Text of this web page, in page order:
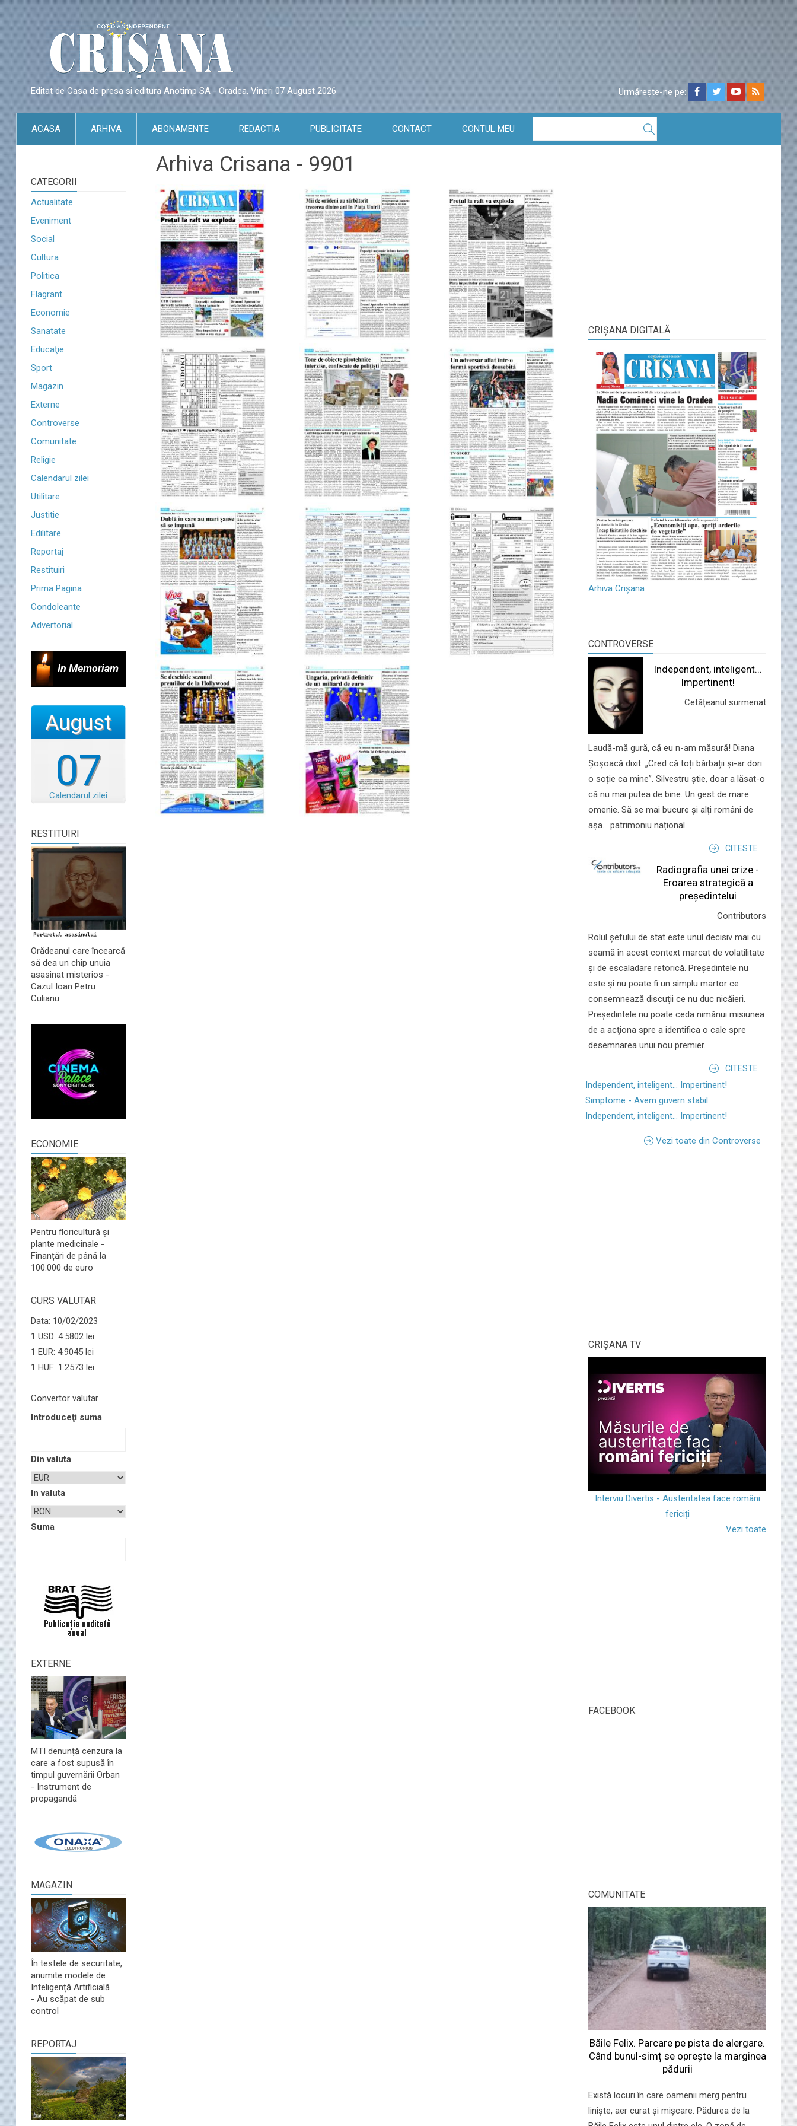
Editat de Casa de presa si editura Anotimp SA - Oradea, Vineri 07 August 2026 Urmărește-ne pe:
ACASA ARHIVA ABONAMENTE REDACTIA PUBLICITATE CONTACT CONTUL MEU
CATEGORII
Actualitate
Eveniment
Social
Cultura
Politica
Flagrant
Economie
Sanatate
Educaţie
Sport
Magazin
Externe
Controverse
Comunitate
Religie
Calendarul zilei
Utilitare
Justitie
Edilitare
Reportaj
Restituiri
Prima Pagina
Condoleante
Advertorial
In Memoriam
07
August
Calendarul zilei
RESTITUIRI
Orădeanul care încearcă
să dea un chip unuia
asasinat misterios -
Cazul Ioan Petru
Culianu
ECONOMIE
Pentru floricultură și
plante medicinale -
Finanțări de până la
100.000 de euro
CURS VALUTAR
Data: 10/02/2023
1 USD: 4.5802 lei
1 EUR: 4.9045 lei
1 HUF: 1.2573 lei
Convertor valutar
Introduceţi suma
Din valuta
In valuta
Suma
EXTERNE
MTI denunță cenzura la
care a fost supusă în
timpul guvernării Orban
- Instrument de
propagandă
MAGAZIN
În testele de securitate,
anumite modele de
Inteligență Artificială
- Au scăpat de sub
control
REPORTAJ
Arhiva Crisana - 9901
CRIŞANA DIGITALĂ
Arhiva Crișana
CONTROVERSE
Independent, inteligent...
Impertinent!
Cetățeanul surmenat
Laudă-mă gură, că eu n-am măsură! Diana
Șoșoacă dixit: „Cred că toți bărbații și-ar dori
o soție ca mine”. Silvestru știe, doar a lăsat-o
că nu mai putea de bine. Un gest de mare
omenie. Să se mai bucure și alți români de
așa... patrimoniu național.
CITESTE
Radiografia unei crize -
Eroarea strategică a
președintelui
Contributors
Rolul şefului de stat este unul decisiv mai cu
seamă în acest context marcat de volatilitate
şi de escaladare retorică. Preşedintele nu
este şi nu poate fi un simplu martor ce
consemnează discuţii ce nu duc nicăieri.
Preşedintele nu poate ceda nimănui misiunea
de a acţiona spre a identifica o cale spre
desemnarea unui nou premier.
CITESTE
Independent, inteligent... Impertinent!
Simptome - Avem guvern stabil
Independent, inteligent... Impertinent!
Vezi toate din Controverse
CRIŞANA TV
Interviu Divertis - Austeritatea face români
fericiți
Vezi toate
FACEBOOK
COMUNITATE
Băile Felix. Parcare pe pista de alergare.
Când bunul-simț se oprește la marginea
pădurii
Există locuri în care oamenii merg pentru
liniște, aer curat și mișcare. Pădurea de la